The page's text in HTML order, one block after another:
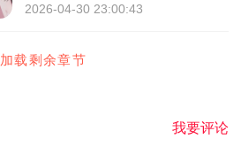
2026-04-30 23:00:43
加载剩余章节
我要评论